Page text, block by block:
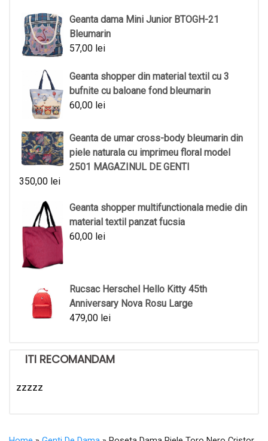
Geanta dama Mini Junior BTOGH-21
Bleumarin
57,00 lei
Geanta shopper din material textil cu 3
bufnite cu baloane fond bleumarin
60,00 lei
Geanta de umar cross-body bleumarin din
piele naturala cu imprimeu floral model
2501 MAGAZINUL DE GENTI
350,00 lei
Geanta shopper multifunctionala medie din
material textil panzat fucsia
60,00 lei
Rucsac Herschel Hello Kitty 45th
Anniversary Nova Rosu Large
479,00 lei
ITI RECOMANDAM
zzzzz